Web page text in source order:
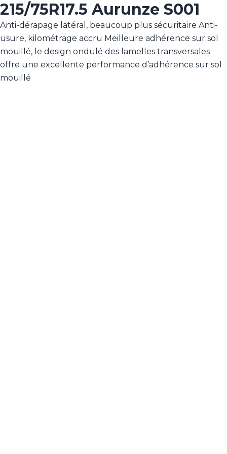
215/75R17.5 Aurunze S001
Anti-dérapage latéral, beaucoup plus sécuritaire Anti-
usure, kilométrage accru Meilleure adhérence sur sol
mouillé, le design ondulé des lamelles transversales
offre une excellente performance d’adhérence sur sol
mouillé